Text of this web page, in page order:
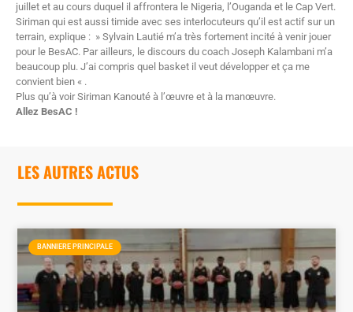
juillet et au cours duquel il affrontera le Nigeria, l’Ouganda et le Cap Vert.
Siriman qui est aussi timide avec ses interlocuteurs qu’il est actif sur un
terrain, explique : » Sylvain Lautié m’a très fortement incité à venir jouer
pour le BesAC. Par ailleurs, le discours du coach Joseph Kalambani m’a
beaucoup plu. J’ai compris quel basket il veut développer et ça me
convient bien « .
Plus qu’à voir Siriman Kanouté à l’œuvre et à la manœuvre.
Allez BesAC !
LES AUTRES ACTUS
BANNIERE PRINCIPALE